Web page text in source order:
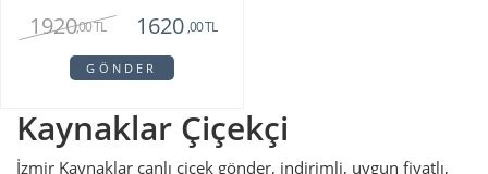
1920,00 TL 1620 ,00 TL
GÖNDER
Kaynaklar Çiçekçi
İzmir Kaynaklar canlı çiçek gönder, indirimli, uygun fiyatlı,